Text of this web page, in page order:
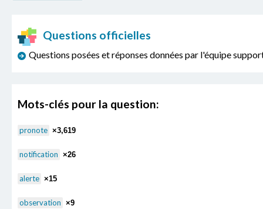
Questions officielles
Questions posées et réponses données par l'équipe
Mots-clés pour la question:
pronote ×3,619
notification ×26
alerte ×15
observation ×9